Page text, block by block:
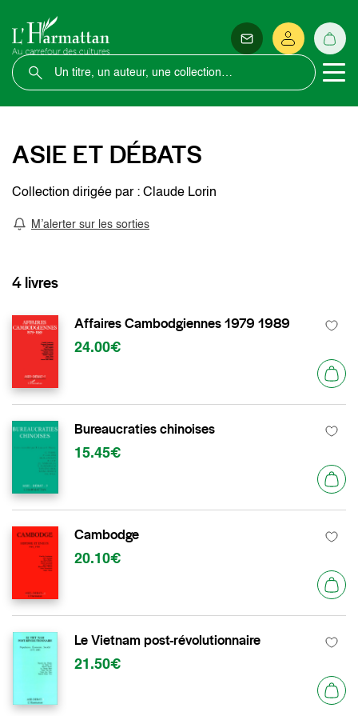
ASIE ET DÉBATS
Collection dirigée par : Claude Lorin
M’alerter sur les sorties
4 livres
Affaires Cambodgiennes 1979 1989
24.00€
Bureaucraties chinoises
15.45€
Cambodge
20.10€
Le Vietnam post-révolutionnaire
21.50€